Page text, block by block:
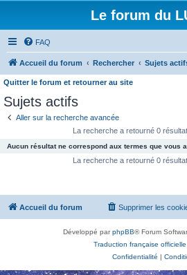
Le forum du
FAQ
Accueil du forum Rechercher Sujets
Quitter le forum et retourner au site
Sujets actifs
Aller sur la recherche avancée
La recherche a retourné 0
Aucun résultat ne correspond aux termes que vous
La recherche a retourné 0
Accueil du forum Supprimer les
Développé parphpBB® Forum
Traduction française officielle
Confidentialité |